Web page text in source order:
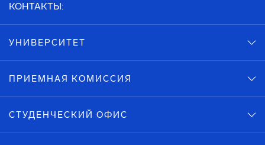
КОНТАКТЫ:
УНИВЕРСИТЕТ
ПРИЕМНАЯ КОМИССИЯ
СТУДЕНЧЕСКИЙ ОФИС